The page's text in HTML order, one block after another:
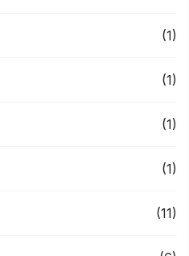
(1)
(1)
(1)
(1)
(11)